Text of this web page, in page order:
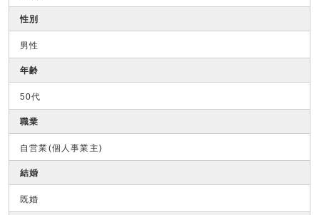
性別
男性
年齢
50代
職業
自営業(個人事業主)
結婚
既婚